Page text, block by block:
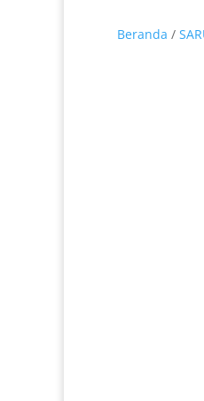
Beranda /